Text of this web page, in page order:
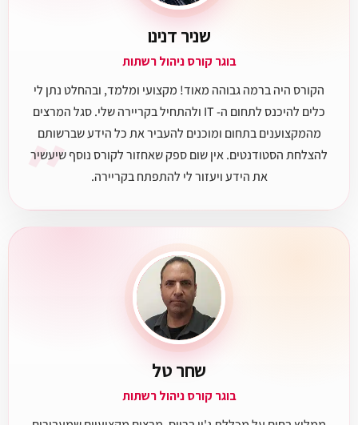
״
שניר דנינו
בוגר קורס ניהול רשתות
הקורס היה ברמה גבוהה מאוד! מקצועי ומלמד, ובהחלט נתן לי
כלים להיכנס לתחום ה- IT ולהתחיל בקריירה שלי. סגל המרצים
מהמקצוענים בתחום ומוכנים להעביר את כל הידע שברשותם
להצלחת הסטודנטים. אין שום ספק שאחזור לקורס נוסף שיעשיר
את הידע ויעזור לי להתפתח בקריירה.
שחר טל
בוגר קורס ניהול רשתות